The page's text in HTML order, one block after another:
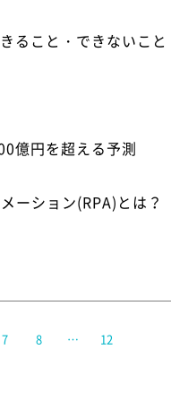
ること・できないこと
億円を超える予測
ーション(RPA)とは？
7 8 … 12